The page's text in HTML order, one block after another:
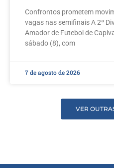
Confrontos prometem
vagas nas semifinais A 2ª
Amador de Futebol de
sábado (8), com
7 de agosto de 2026
VER